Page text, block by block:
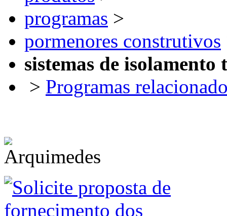
programas >
pormenores construtivos
sistemas de
> Programas